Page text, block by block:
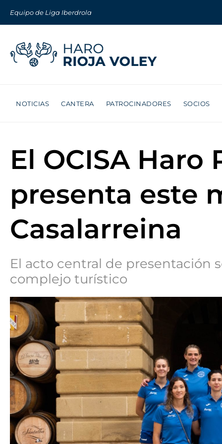
Equipo de Liga Iberdrola
NOTICIAS CANTERA PATROCINADORES SOCIOS
El OCISA Haro
presenta este
Casalarreina
El acto central de presentación
complejo turístico